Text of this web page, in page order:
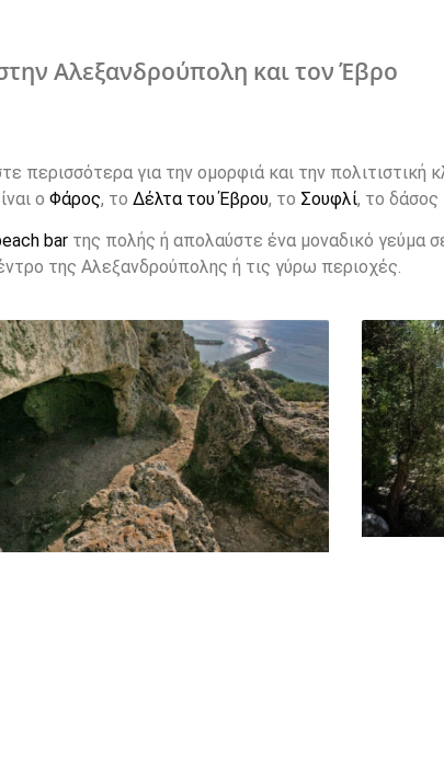
Αλεξανδρούπολη και τον Έβρο
περισσότερα για την ομορφιά και την πολιτιστική
ο Φάρος, το Δέλτα του Έβρου, το Σουφλί, το δάσος
bar της πολής ή απολαύστε ένα μοναδικό γεύμα
της Αλεξανδρούπολης ή τις γύρω περιοχές.